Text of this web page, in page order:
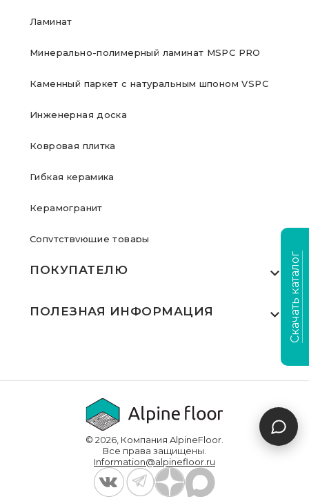
Ламинат
Минерально-полимерный ламинат MSPC PRO
Каменный паркет с натуральным шпоном VSPC
Инженерная доска
Ковровая плитка
Гибкая керамика
Керамогранит
Сопутствующие товары
ПОКУПАТЕЛЮ
Где купить
Выполненные проекты
Доставка и оплата
ПОЛЕЗНАЯ ИНФОРМАЦИЯ
Видеообзоры
Для дилеров
Инструкции по укладке
Часто задаваемые вопросы
© 2026, Компания AlpineFloor.
Все права защищены.
Information@alpinefloor.ru
Скачать каталог